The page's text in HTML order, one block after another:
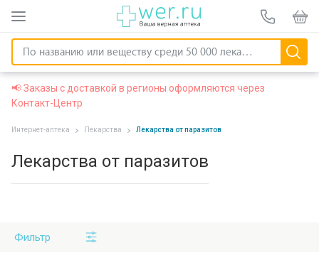
📢 Заказы с доставкой в регионы оформляются через
Контакт-Центр
Интернет-аптека Лекарства Лекарства от паразитов
Лекарства от паразитов
Фильтр